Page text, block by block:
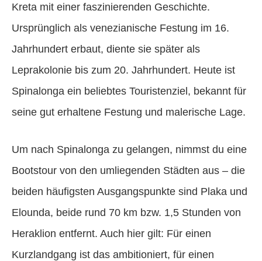
Kreta mit einer faszinierenden Geschichte.
Ursprünglich als venezianische Festung im 16.
Jahrhundert erbaut, diente sie später als
Leprakolonie bis zum 20. Jahrhundert. Heute ist
Spinalonga ein beliebtes Touristenziel, bekannt für
seine gut erhaltene Festung und malerische Lage.
Um nach Spinalonga zu gelangen, nimmst du eine
Bootstour von den umliegenden Städten aus – die
beiden häufigsten Ausgangspunkte sind Plaka und
Elounda, beide rund 70 km bzw. 1,5 Stunden von
Heraklion entfernt. Auch hier gilt: Für einen
Kurzlandgang ist das ambitioniert, für einen